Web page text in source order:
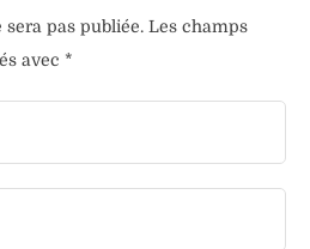
sera pas publiée. Les champs
avec *